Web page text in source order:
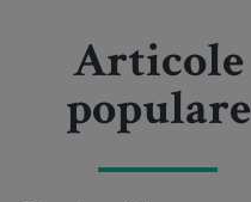
Articole
populare